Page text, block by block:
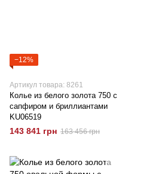
−12%
Артикул товара: 8261
Колье из белого золота 750 с
сапфиром и бриллиантами
KU06519
143 841 грн 163 456 грн